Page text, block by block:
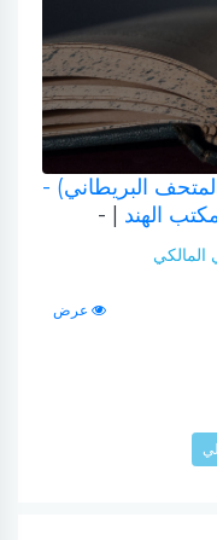
(المتحف البريطاني) -
الهند
| -
عرض